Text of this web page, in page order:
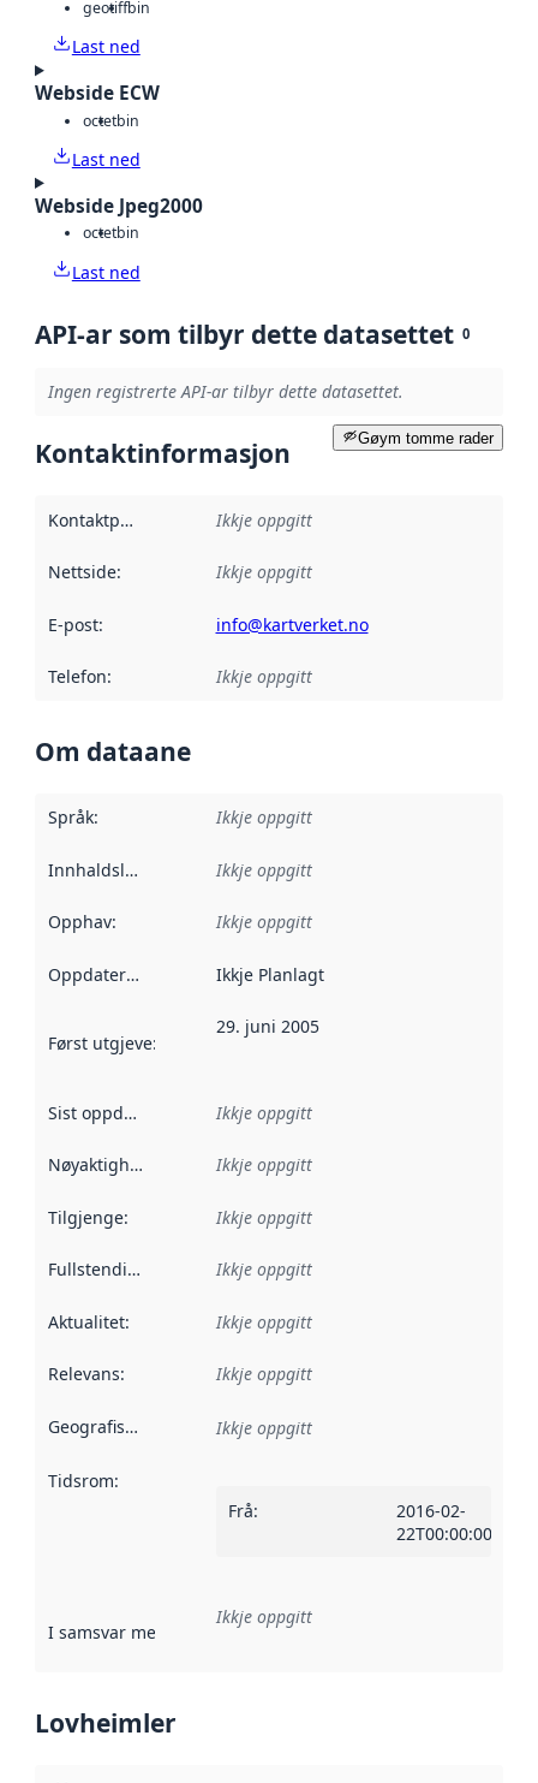
geotiffbin
Last ned
Webside ECW
octetbin
Last ned
Webside Jpeg2000
octetbin
Last ned
API-ar som tilbyr dette datasettet 0
Ingen registrerte API-ar tilbyr dette datasettet.
Gøym tomme rader
Kontaktinformasjon
Kontaktpunkt Ikkje oppgitt
Nettside: Ikkje oppgitt
E-post: info@kartverket.no
Telefon: Ikkje oppgitt
Om dataane
Språk: Ikkje oppgitt
Innhaldsleverandørar :
Ikkje oppgitt
Opphav: Ikkje oppgitt
Oppdateringsfrekvens :
Ikkje Planlagt
Først utgjeve: Denne datoen seier når dataa i dette
29. juni 2005
Sist oppdatert Ikkje oppgitt
Nøyaktigheit Ikkje oppgitt
Tilgjenge: Ikkje oppgitt
Fullstendigheit Ikkje oppgitt
Aktualitet: Ikkje oppgitt
Relevans: Ikkje oppgitt
Geografisk område Ikkje oppgitt
Tidsrom:
Frå:
2016-02-
22T00:00:00Z
I samsvar med Referanse til ei implementeringsregel eller
Ikkje oppgitt
Lovheimler